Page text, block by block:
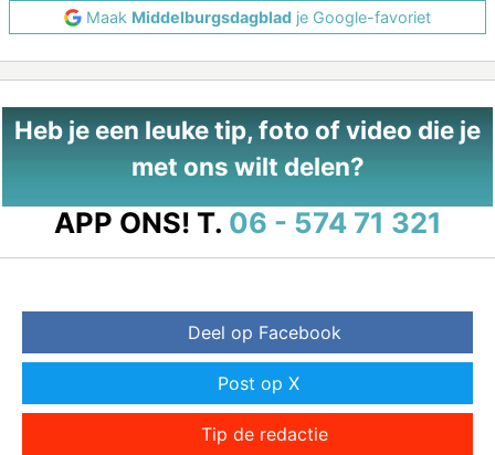
Maak Middelburgsdagblad je Google-favoriet
Heb je een leuke tip, foto of video die je
met ons wilt delen?
APP ONS! T. 06 - 574 71 321
Deel op Facebook
Post op X
Tip de redactie